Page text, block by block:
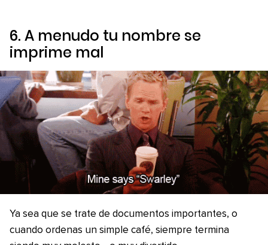
6. A menudo tu nombre se
imprime mal
Ya sea que se trate de documentos importantes, o
cuando ordenas un simple café, siempre termina